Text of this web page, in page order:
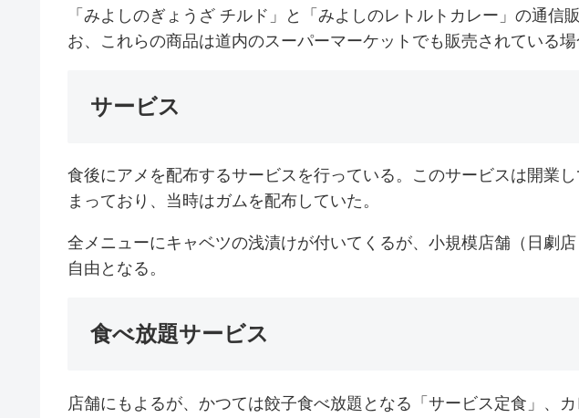
「みよしのぎょうざ チルド」と「みよしのレトルトカレー」の通信
お、これらの商品は道内のスーパーマーケットでも販売されている場
サービス
食後にアメを配布するサービスを行っている。このサービスは開業
まっており、当時はガムを配布していた。
全メニューにキャベツの浅漬けが付いてくるが、小規模店舗（日劇
自由となる。
食べ放題サービス
店舗にもよるが、かつては餃子食べ放題となる「サービス定食」、